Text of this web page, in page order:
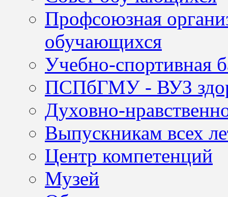
Профсоюзная
обучающихся
Учебно-спортивная
ПСПбГМУ - ВУЗ
Духовно-
Выпускникам всех
Центр компетенций
Музей